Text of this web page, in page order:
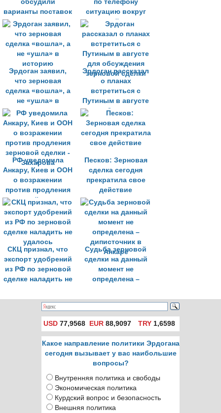
обсудили
варианты поставок
зерна
нуждающимся
странам
по телефону
ситуацию вокруг
зерновой сделки
Эрдоган заявил,
что зерновая
сделка «вошла», а
не «ушла» в
историю
Эрдоган рассказал
о планах
встретиться с
Путиным в августе
для обсуждения
зерновой сделки
РФ уведомила
Анкару, Киев и ООН
о возражении
против продления
зерновой сделки -
Захарова
Песков: Зерновая
сделка сегодня
прекратила свое
действие
СКЦ признал, что
экспорт удобрений
из РФ по зерновой
сделке наладить не
Судьба зерновой
сделки на данный
момент не
определена –
Анкаре
USD 77,9568 EUR 88,9097 TRY1,6598
Какое направление политики Эрдогана
сегодня вызывает у вас наибольшие
вопросы?
Внутренняя политика и свободы
Экономическая политика
Курдский вопрос и безопасность
Внешняя политика